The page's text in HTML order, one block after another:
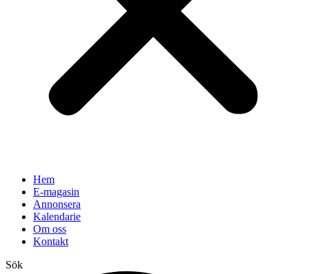
Hem
E-magasin
Annonsera
Kalendarie
Om oss
Kontakt
Sök